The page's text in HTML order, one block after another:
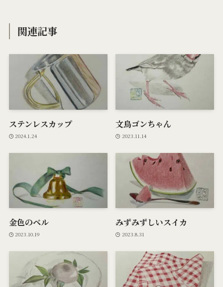
関連記事
ステンレスカップ
2024.1.24
文鳥ゴンちゃん
2023.11.14
金色のベル
2023.10.19
みずみずしいスイカ
2023.8.31